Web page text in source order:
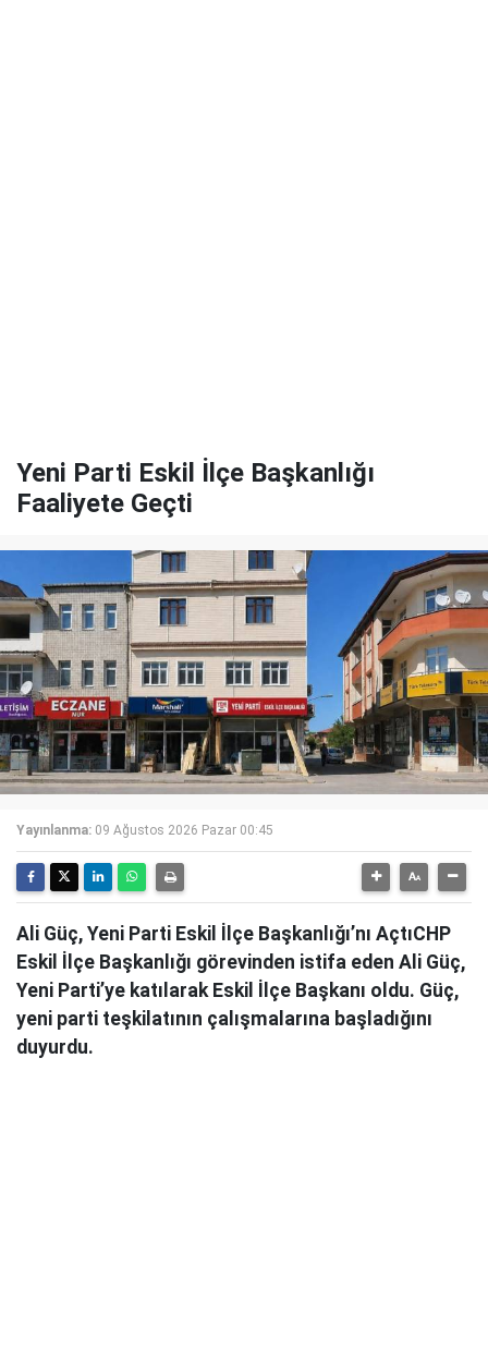
Yeni Parti Eskil İlçe Başkanlığı
Faaliyete Geçti
Yayınlanma: 09 Ağustos 2026 Pazar 00:45
Ali Güç, Yeni Parti Eskil İlçe Başkanlığı’nı AçtıCHP
Eskil İlçe Başkanlığı görevinden istifa eden Ali Güç,
Yeni Parti’ye katılarak Eskil İlçe Başkanı oldu. Güç,
yeni parti teşkilatının çalışmalarına başladığını
duyurdu.